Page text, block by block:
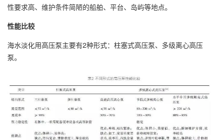
性要求高、维护条件简陋的船舶、平台、岛屿等地点。
性能比较
海水淡化用高压泵主要有2种形式：柱塞式高压泵、多级离心高压
泵。